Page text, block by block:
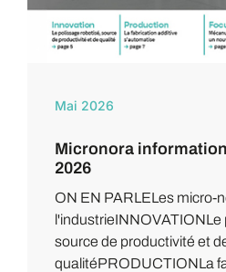
Mai 2026
Micronora
2026
ON EN PARLELes micro-
l'industrieINNOVATIONLe
source de productivité et
qualitéPRODUCTIONLa